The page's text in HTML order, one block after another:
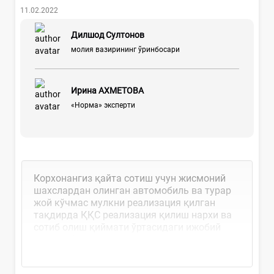
11.02.2022
Дилшод Султонов
молия вазирининг ўринбосари
Ирина АХМЕТОВА
«Норма» эксперти
Корхонангиз қайта сотиш учун жисмоний
шахслардан олинган автомобиль ва турар
жой кўчмас мулкни реализация қилган
тақдирда ҚҚС реализация қилиш нархи ва